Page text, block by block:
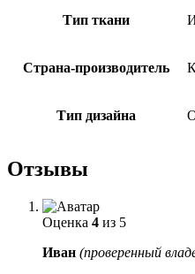
Тип ткани
Страна-производитель
Тип дизайна
Отзывы
Оценка 4 из 5
Иван (проверенный